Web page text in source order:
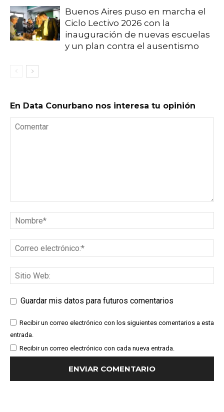
Buenos Aires puso en marcha el
Ciclo Lectivo 2026 con la
inauguración de nuevas escuelas
y un plan contra el ausentismo
En Data Conurbano nos interesa tu opinión
Guardar mis datos para futuros comentarios
Recibir un correo electrónico con los siguientes comentarios a esta
entrada.
Recibir un correo electrónico con cada nueva entrada.